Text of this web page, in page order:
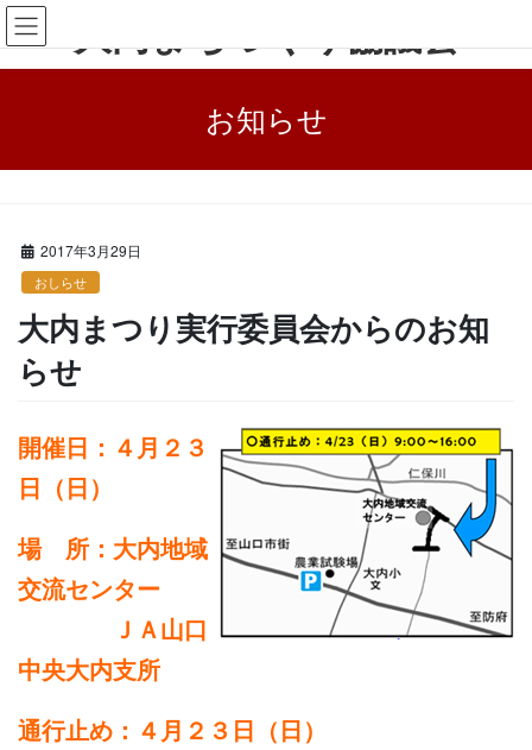
コ
ン
ナ
ビ
大内まちづくり協議会
お知らせ
2017年3月29日
おしらせ
大内まつり実行委員会からのお知
らせ
開催日：４月２３
日（日）
場 所：大内地域
交流センター
ＪＡ山口
中央大内支所
通行止め：４月２３日（日）